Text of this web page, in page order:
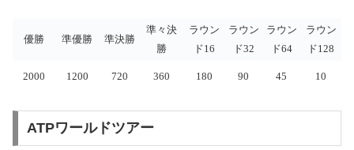
優勝 準優勝 準決勝
準々決
勝
ラウン
ド16
ラウン
ド32
ラウン
ド64
ラウン
ド128
2000 1200 720 360 180 90 45 10
ATPワールドツアー